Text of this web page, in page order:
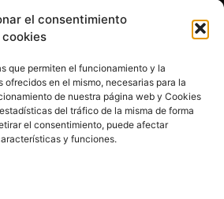
el consentimiento
que permiten el funcionamiento y la
ofrecidos en el mismo, necesarias para la
de nuestra página web y Cookies
del tráfico de la misma de forma
el consentimiento, puede afectar
y funciones.
Alba Pérez. All Rights Reserved